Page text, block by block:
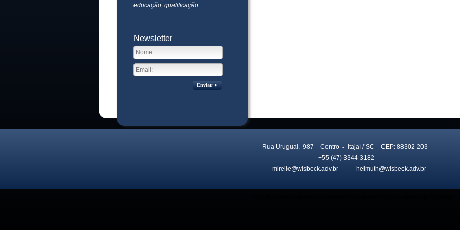
educação, qualificação ...
Newsletter
Enviar
Rua Uruguai, 987 - Centro - Itajaí / SC - CEP: 88302-203
+55 (47) 3344-3182
mirelle@wisbeck.adv.br
helmuth@wisbeck.adv.br